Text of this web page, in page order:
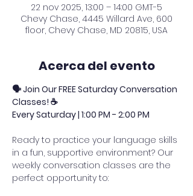
22 nov 2025, 13:00 – 14:00 GMT-5
Chevy Chase, 4445 Willard Ave, 600
floor, Chevy Chase, MD 20815, USA
Acerca del evento
🗣️ Join Our FREE Saturday Conversation
Classes! ☕
Every Saturday | 1:00 PM - 2:00 PM
Ready to practice your language skills
in a fun, supportive environment? Our
weekly conversation classes are the
perfect opportunity to: